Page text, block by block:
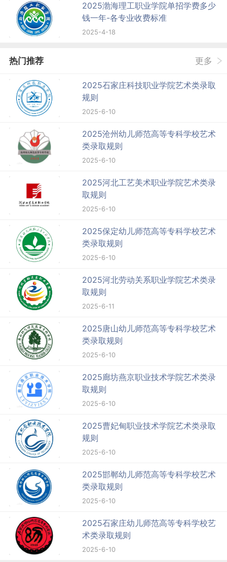
2025渤海理工职业学院单招学费多少
钱一年-各专业收费标准
2025-4-18
热门推荐 更多
2025石家庄科技职业学院艺术类录取
规则
2025-6-10
2025沧州幼儿师范高等专科学校艺术
类录取规则
2025-6-10
2025河北工艺美术职业学院艺术类录
取规则
2025-6-10
2025保定幼儿师范高等专科学校艺术
类录取规则
2025-6-10
2025河北劳动关系职业学院艺术类录
取规则
2025-6-11
2025唐山幼儿师范高等专科学校艺术
类录取规则
2025-6-10
2025廊坊燕京职业技术学院艺术类录
取规则
2025-6-10
2025曹妃甸职业技术学院艺术类录取
规则
2025-6-10
2025邯郸幼儿师范高等专科学校艺术
类录取规则
2025-6-10
2025石家庄幼儿师范高等专科学校艺
术类录取规则
2025-6-10